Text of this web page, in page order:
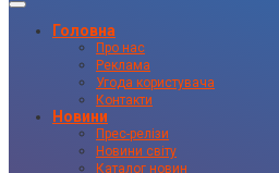
Головна
Про нас
Реклама
Угода користувача
Контакти
Новини
Прес-релізи
Новини світу
Каталог новин